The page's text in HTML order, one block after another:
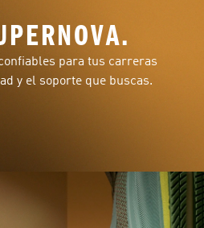
para tus carreras
y el soporte que buscas.